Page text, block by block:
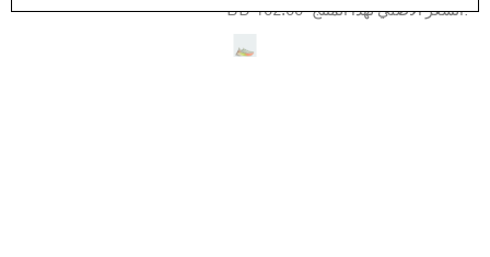
:السعر الأصلي لهذا المنتج Price reduced from
BD 102.00
to